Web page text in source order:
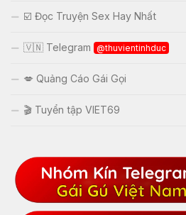
☑️ Đọc Truyện Sex Hay Nhất
🇻🇳 Telegram @thuvientinhduc
💋 Quảng Cáo Gái Gọi
🎬 Tuyển tập VIET69